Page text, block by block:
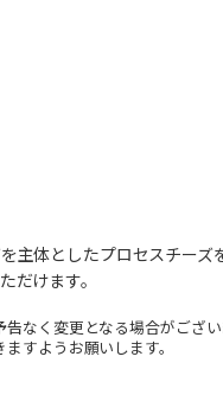
主体としたプロセスチー
だけます。
なく変更となる場合がござ
すようお願いします。